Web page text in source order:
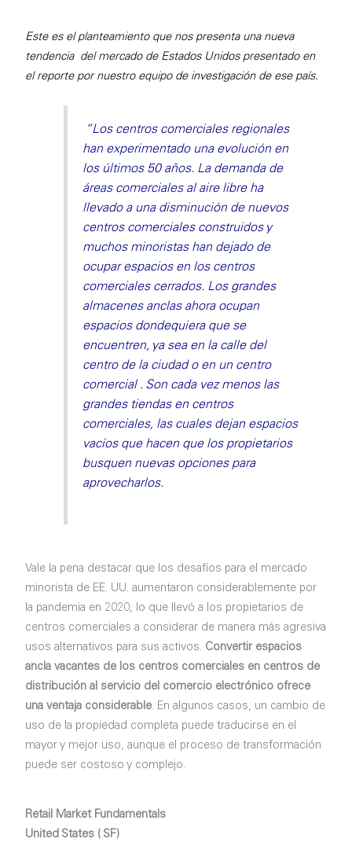
Este es el planteamiento que nos presenta una nueva
tendencia del mercado de Estados Unidos presentado en
el reporte por nuestro equipo de investigación de ese país.
“Los centros comerciales regionales
han experimentado una evolución en
los últimos 50 años. La demanda de
áreas comerciales al aire libre ha
llevado a una disminución de nuevos
centros comerciales construidos y
muchos minoristas han dejado de
ocupar espacios en los centros
comerciales cerrados. Los grandes
almacenes anclas ahora ocupan
espacios dondequiera que se
encuentren, ya sea en la calle del
centro de la ciudad o en un centro
comercial . Son cada vez menos las
grandes tiendas en centros
comerciales, las cuales dejan espacios
vacíos que hacen que los propietarios
busquen nuevas opciones para
aprovecharlos.
Vale la pena destacar que los desafíos para el mercado
minorista de EE. UU. aumentaron considerablemente por
la pandemia en 2020, lo que llevó a los propietarios de
centros comerciales a considerar de manera más agresiva
usos alternativos para sus activos. Convertir espacios
ancla vacantes de los centros comerciales en centros de
distribución al servicio del comercio electrónico ofrece
una ventaja considerable. En algunos casos, un cambio de
uso de la propiedad completa puede traducirse en el
mayor y mejor uso, aunque el proceso de transformación
puede ser costoso y complejo.
Retail Market Fundamentals
United States ( SF)